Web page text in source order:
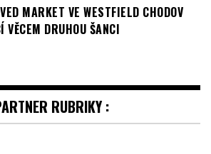
MARKET VE WESTFIELD CHODOV
VĚCEM DRUHOU ŠANCI
RUBRIKY :